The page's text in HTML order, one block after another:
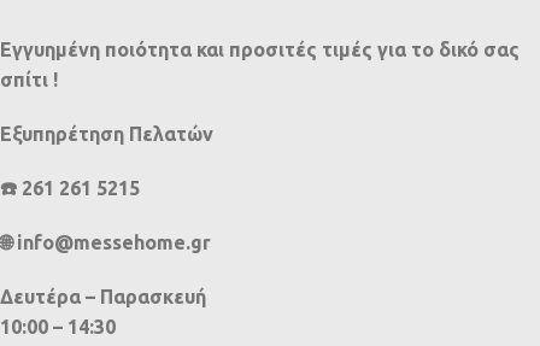
Εγγυημένη ποιότητα και προσιτές τιμές για το δικό σας
σπίτι !
Εξυπηρέτηση Πελατών
☎️ 261 261 5215
🌐 info@messehome.gr
Δευτέρα – Παρασκευή
10:00 – 14:30